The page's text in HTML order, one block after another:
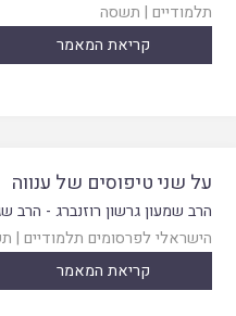
תלמודיים | תשסה
קריאת המאמר
על שני טיפוסים של ענווה
הרב שמעון גרשון רוזנברג - הרב
הישראלי לפרסומים תלמודיים |
קריאת המאמר